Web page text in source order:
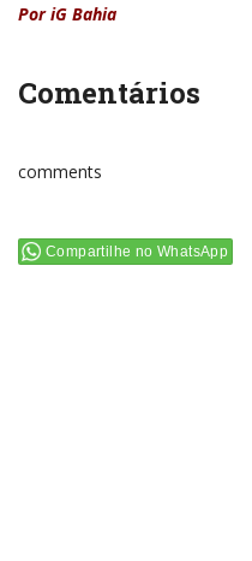
Por iG Bahia
Comentários
comments
Compartilhe no WhatsApp